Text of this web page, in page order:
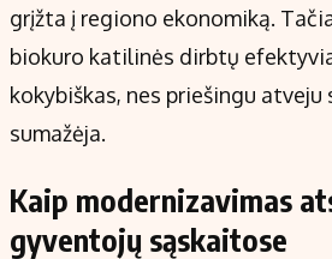
grįžta į regiono ekonomiką.
biokuro katilinės dirbtų
kokybiškas, nes priešingu atveju
sumažėja.
Kaip modernizavimas
gyventojų sąskaitose